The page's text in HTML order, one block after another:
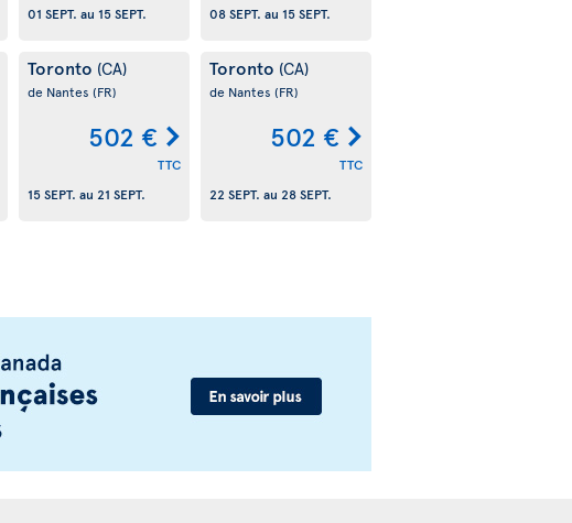
01 SEPT. au 15 SEPT.
08 SEPT. au 15 SEPT.
Toronto (CA)
de Nantes (FR)
502 €
TTC
15 SEPT. au 21 SEPT.
Toronto (CA)
de Nantes (FR)
502 €
TTC
22 SEPT. au 28 SEPT.